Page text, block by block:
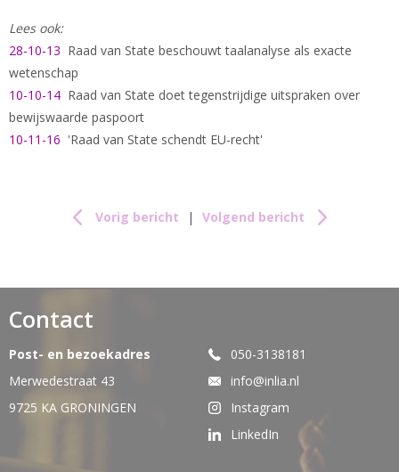
Lees ook:
28-10-13 Raad van State beschouwt taalanalyse als exacte
wetenschap
10-10-14 Raad van State doet tegenstrijdige uitspraken over
bewijswaarde paspoort
10-11-16 'Raad van State schendt EU-recht'
Vorig bericht | Volgend bericht
Contact
Post- en bezoekadres
Merwedestraat 43
9725 KA GRONINGEN
050-3138181
info@inlia.nl
Instagram
LinkedIn